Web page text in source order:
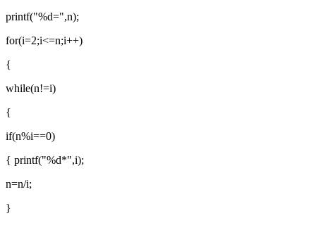
printf("%d=",n);
for(i=2;i<=n;i++)
{
while(n!=i)
{
if(n%i==0)
{ printf("%d*",i);
n=n/i;
}